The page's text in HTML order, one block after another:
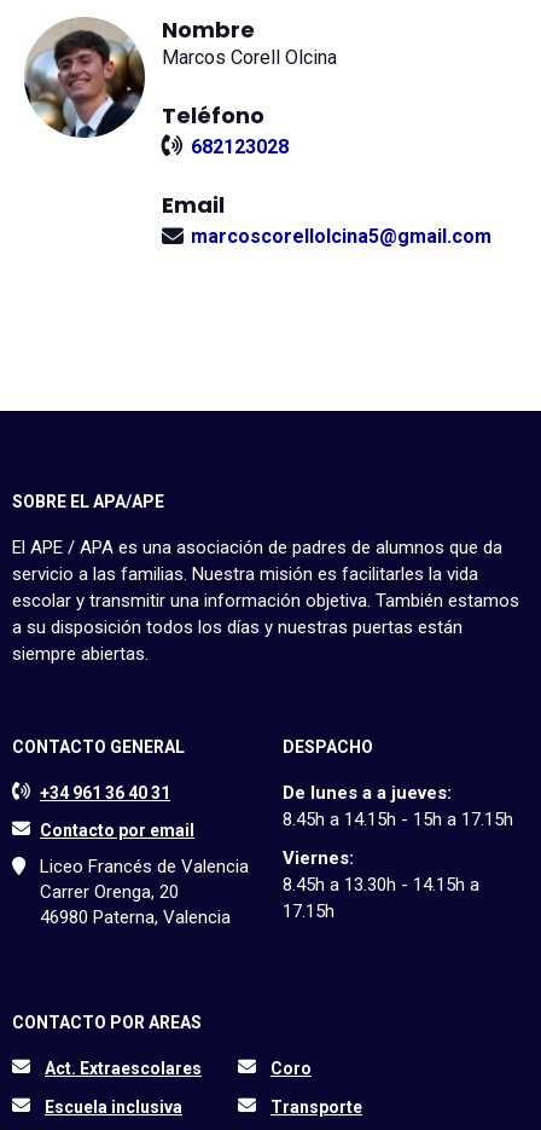
Nombre
Marcos Corell Olcina
Teléfono
682123028
Email
marcoscorellolcina5@gmail.com
SOBRE EL APA/APE
El APE / APA es una asociación de padres de alumnos que da
servicio a las familias. Nuestra misión es facilitarles la vida
escolar y transmitir una información objetiva. También estamos
a su disposición todos los días y nuestras puertas están
siempre abiertas.
CONTACTO GENERAL
+34 961 36 40 31
Contacto por email
Liceo Francés de Valencia
Carrer Orenga, 20
46980 Paterna, Valencia
DESPACHO
De lunes a a jueves:
8.45h a 14.15h - 15h a 17.15h
Viernes:
8.45h a 13.30h - 14.15h a
17.15h
CONTACTO POR AREAS
Act. Extraescolares
Coro
Escuela inclusiva
Transporte